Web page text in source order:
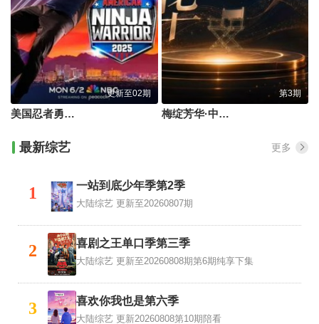
更新至02期
美国忍者勇士第十八季
第3期
梅绽芳华·中国戏剧梅花奖艺术家口述史
最新综艺 更多
1 一站到底少年季第2季
大陆综艺 更新至20260807期
2 喜剧之王单口季第三季
大陆综艺 更新至20260808期第6期纯享下集
3 喜欢你我也是第六季
大陆综艺 更新20260808第10期陪看